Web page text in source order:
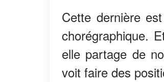
Cette dernière
chorégraphique.
elle partage de
voit faire des